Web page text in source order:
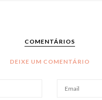
COMENTÁRIOS
DEIXE UM COMENTÁRIO